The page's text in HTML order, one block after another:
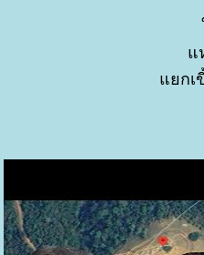
ห
กเขี้